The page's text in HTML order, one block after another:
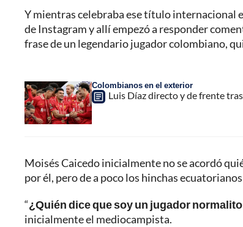
Y mientras celebraba ese título internacional
de Instagram y allí empezó a responder
frase de un legendario jugador colombiano,
Colombianos en el exterior
Luis Díaz directo y de frente
Moisés Caicedo inicialmente no se acordó
por él, pero de a poco los hinchas
“¿Quién dice que soy un jugador
inicialmente el mediocampista.